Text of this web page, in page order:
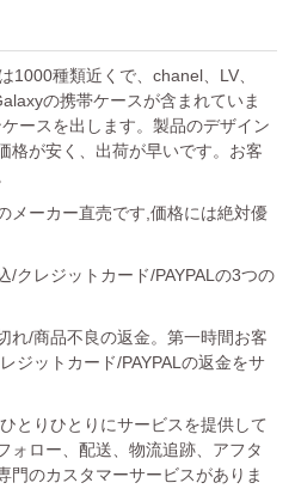
1000種類近くで、chanel、LV、
の携帯ケースが含まれていま
ースを出します。製品のデザイン
格が安く、出荷が早いです。お客
メーカー直売です,価格には絶対優
/クレジットカード/PAYPALの3つの
れ/商品不良の返金。第一時間お客
ジットカード/PAYPALの返金をサ
とりひとりにサービスを提供して
ォロー、配送、物流追跡、アフタ
門のカスタマーサービスがありま